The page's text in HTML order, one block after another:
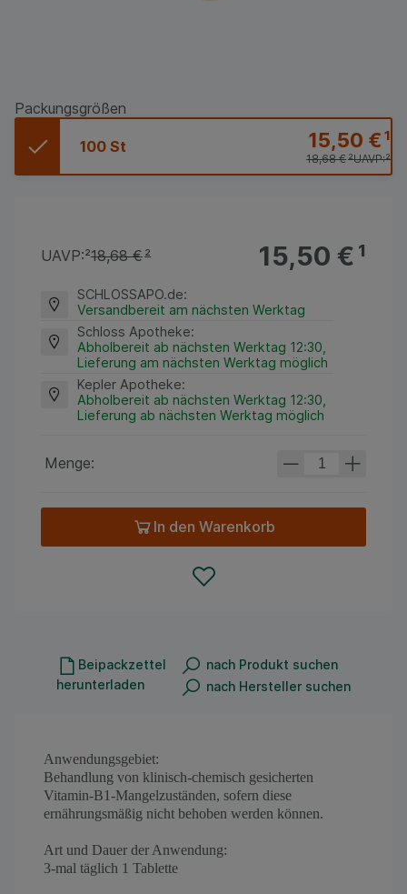
Packungsgrößen
100 St 15,50 €¹
UAVP:²
18,68 €²
15,50 €¹
UAVP:²18,68 €²
SCHLOSSAPO.de:
Versandbereit am nächsten Werktag
Schloss Apotheke:
Abholbereit ab nächsten Werktag 12:30,
Lieferung am nächsten Werktag möglich
Kepler Apotheke:
Abholbereit ab nächsten Werktag 12:30,
Lieferung ab nächsten Werktag möglich
Menge:
In den Warenkorb
Beipackzettel
herunterladen
nach Produkt suchen
nach Hersteller suchen
Anwendungsgebiet:
Behandlung von klinisch-chemisch gesicherten
Vitamin-B1-Mangelzuständen, sofern diese
ernährungsmäßig nicht behoben werden können.
Art und Dauer der Anwendung:
3-mal täglich 1 Tablette